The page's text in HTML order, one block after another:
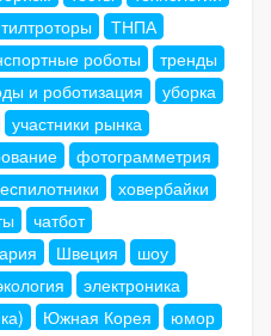
тилтроторы
ТНПА
роботы
тренды
и роботизация
уборка
участники рынка
фотограмметрия
ховербайки
чатбот
Швеция
шоу
электроника
Южная Корея
юмор